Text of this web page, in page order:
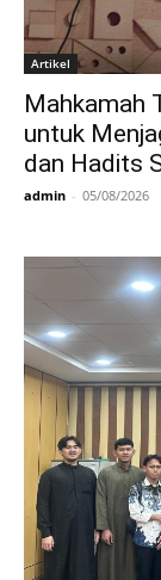
Artikel
Mahkamah
untuk
dan Hadits
admin - 05/08/2026